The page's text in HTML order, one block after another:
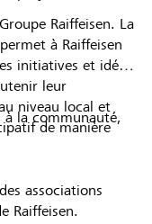
Raiffeisen. La
à Raiffeisen
initiatives et idées
leur
niveau local et
de manière
la communauté,
associations
Raiffeisen.